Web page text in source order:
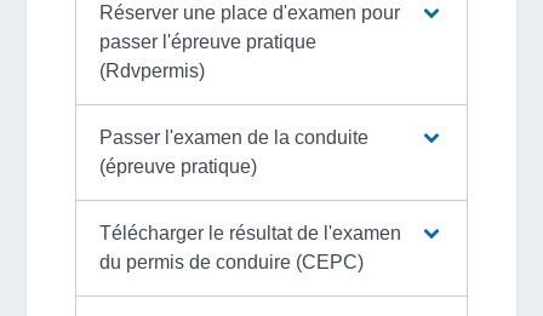
Réserver une place d'examen pour
passer l'épreuve pratique
(Rdvpermis)
Passer l'examen de la conduite
(épreuve pratique)
Télécharger le résultat de l'examen
du permis de conduire (CEPC)